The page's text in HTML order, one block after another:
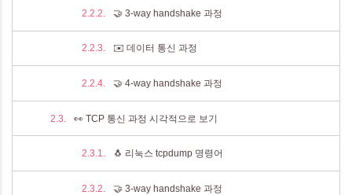
🤝 3-way handshake 과정
✉️ 데이터 통신 과정
🤝 4-way handshake 과정
👀 TCP 통신 과정 시각적으로 보기
🐧 리눅스 tcpdump 명령어
🤝 3-way handshake 과정